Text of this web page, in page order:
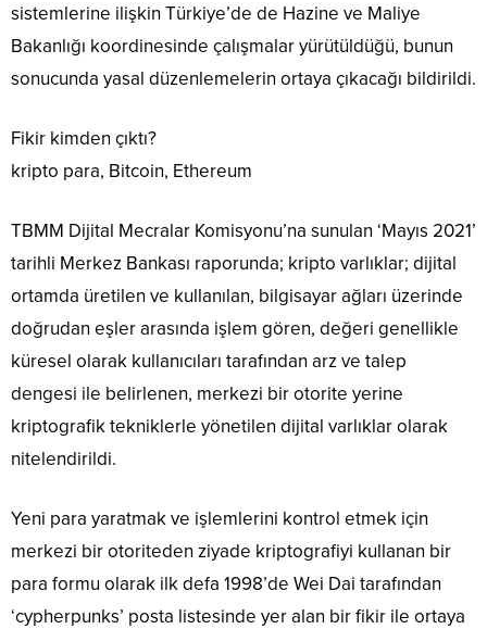
sistemlerine ilişkin Türkiye’de de Hazine ve Maliye
Bakanlığı koordinesinde çalışmalar yürütüldüğü, bunun
sonucunda yasal düzenlemelerin ortaya çıkacağı bildirildi.
Fikir kimden çıktı?
kripto para, Bitcoin, Ethereum
TBMM Dijital Mecralar Komisyonu’na sunulan ‘Mayıs 2021’
tarihli Merkez Bankası raporunda; kripto varlıklar; dijital
ortamda üretilen ve kullanılan, bilgisayar ağları üzerinde
doğrudan eşler arasında işlem gören, değeri genellikle
küresel olarak kullanıcıları tarafından arz ve talep
dengesi ile belirlenen, merkezi bir otorite yerine
kriptografik tekniklerle yönetilen dijital varlıklar olarak
nitelendirildi.
Yeni para yaratmak ve işlemlerini kontrol etmek için
merkezi bir otoriteden ziyade kriptografiyi kullanan bir
para formu olarak ilk defa 1998’de Wei Dai tarafından
‘cypherpunks’ posta listesinde yer alan bir fikir ile ortaya